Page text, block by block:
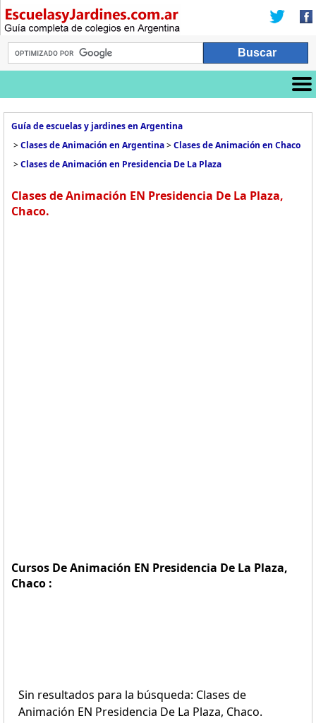
Guía de escuelas y jardines en Argentina
>Clases de Animación en Argentina>Clases de Animación en Chaco
>Clases de Animación en Presidencia De La Plaza
Clases de Animación EN Presidencia De La Plaza,
Chaco.
Cursos De Animación EN Presidencia De La Plaza,
Chaco :
Sin resultados para la búsqueda: Clases de
Animación EN Presidencia De La Plaza, Chaco.